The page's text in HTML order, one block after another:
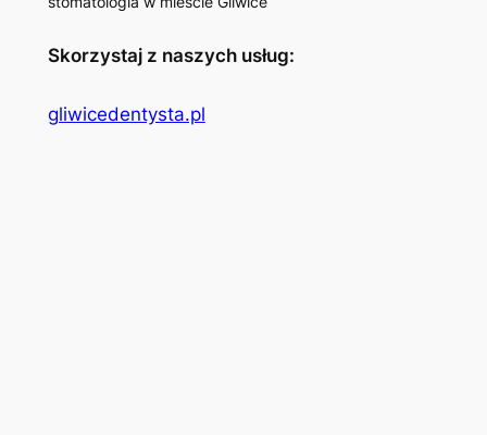
Skorzystaj z naszych usług:
gliwicedentysta.pl